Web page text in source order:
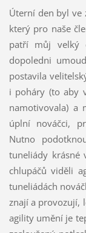
Úterní den byl ve
který pro naše
patří můj velký
dopoledni
postavila
i poháry (to aby
namotivovala) a
úplní nováčci,
Nutno
tuneliády krásné
chlupáčů viděli
tuneliádách
znají a provozují,
agility umění je